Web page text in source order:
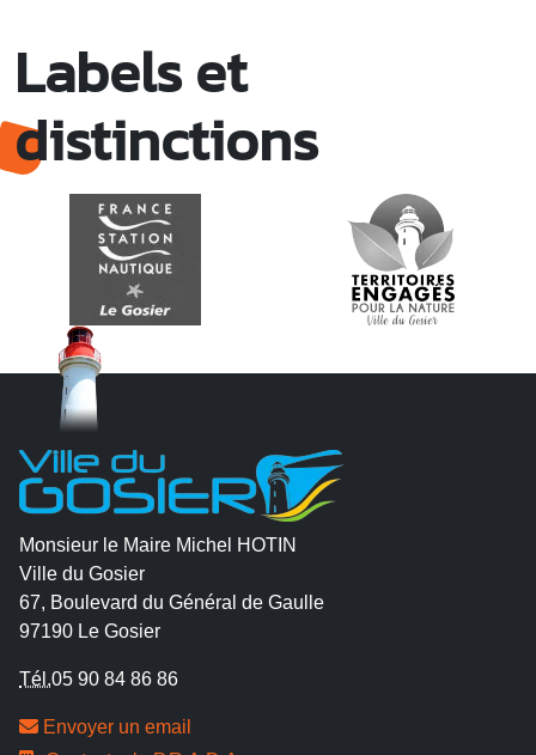
Labels et
distinctions
Monsieur le Maire Michel HOTIN
Ville du Gosier
67, Boulevard du Général de Gaulle
97190 Le Gosier
Tél.05 90 84 86 86
Envoyer un email